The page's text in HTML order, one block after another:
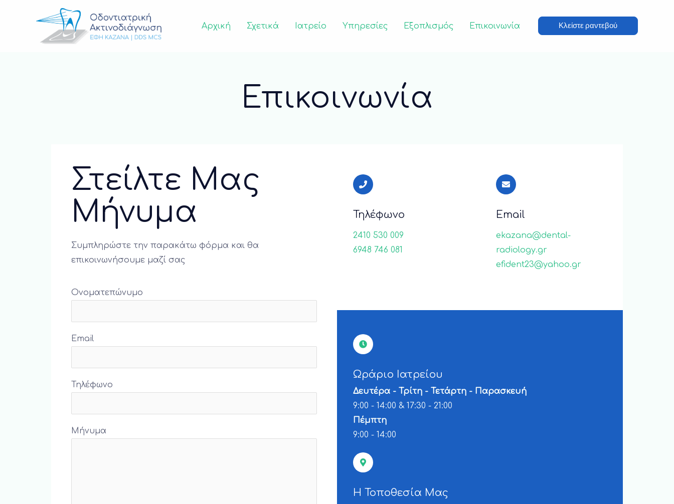
Αρχική Σχετικά Ιατρείο Υπηρεσίες Εξοπλισμός Επικοινωνία Κλείστε ραντεβού
Επικοινωνία
Στείλτε Μας
Μήνυμα
Συμπληρώστε την παρακάτω φόρμα και θα
επικοινωνήσουμε μαζί σας
Ονοματεπώνυμο
Email
Τηλέφωνο
Μήνυμα
Τηλέφωνο
2410 530 009
6948 746 081
Email
ekazana@dental-
radiology.gr
efident23@yahoo.gr
Ωράριο Ιατρείου
Δευτέρα - Τρίτη - Τετάρτη - Παρασκευή
9:00 - 14:00 & 17:30 - 21:00
Πέμπτη
9:00 - 14:00
Η Τοποθεσία Μας